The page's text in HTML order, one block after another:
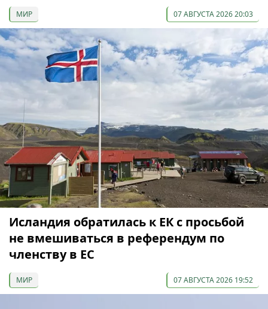
МИР 07 АВГУСТА 2026 20:03
Исландия обратилась к ЕК с просьбой
не вмешиваться в референдум по
членству в ЕС
МИР 07 АВГУСТА 2026 19:52